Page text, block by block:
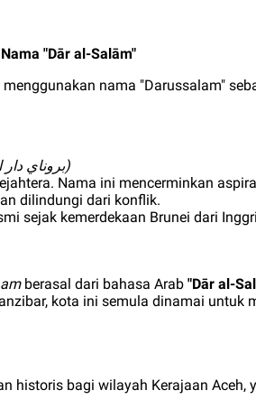
"Dār al-Salām"
nama "Darussalam"
بروناي دار)
Nama ini mencerminkan
dilindungi dari konflik.
sejak kemerdekaan Brunei dari
berasal dari bahasa Arab "Dār al-
kota ini semula dinamai untuk
historis bagi wilayah Kerajaan Aceh,